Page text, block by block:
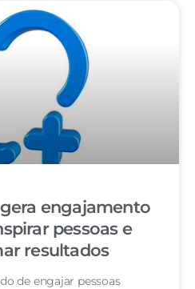
engajamento
pessoas e
resultados
de engajar pessoas